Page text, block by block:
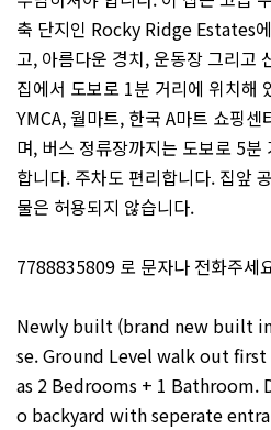
축 단지인 Rocky Ridge Estates
고, 아름다운 경치, 운동장 그리고
집에서 도보로 1분 거리에 위치해
YMCA, 월마트, 한국 A마트 쇼핑
며, 버스 정류장까지는 도보로 5분
합니다. 주차도 편리합니다. 집앞
물은 허용되지 않습니다.
7788835809 로 문자나 전화주세
Newly built (brand new built
se. Ground Level walk out
as 2 Bedrooms + 1 Bathroom.
o backyard with seperate